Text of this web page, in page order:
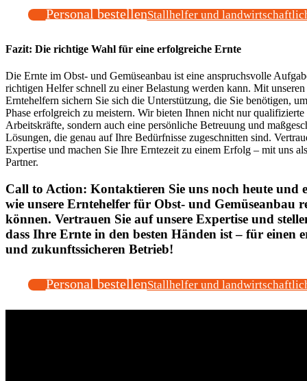
Personal bestellenStallhelfer und
Fazit: Die richtige Wahl für eine erfolgreiche Ernte
Die Ernte im Obst- und Gemüseanbau ist eine anspruchsvolle
richtigen Helfer schnell zu einer Belastung werden kann. Mit unseren
Erntehelfern sichern Sie sich die Unterstützung, die Sie benötigen,
Phase erfolgreich zu meistern. Wir bieten Ihnen nicht nur qualifizierte
Arbeitskräfte, sondern auch eine persönliche Betreuung und
Lösungen, die genau auf Ihre Bedürfnisse zugeschnitten sind.
Expertise und machen Sie Ihre Erntezeit zu einem Erfolg – mit uns
Partner.
Call to Action: Kontaktieren Sie uns noch heute und
wie unsere Erntehelfer für Obst- und Gemüseanbau
können. Vertrauen Sie auf unsere Expertise und
dass Ihre Ernte in den besten Händen ist – für einen
und zukunftssicheren Betrieb!
Personal bestellenStallhelfer und